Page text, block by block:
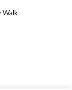
Walk